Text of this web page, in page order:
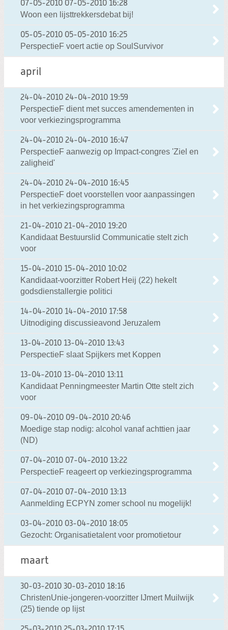
07-05-2010 07-05-2010 16:28
Woon een lijsttrekkersdebat bij!
05-05-2010 05-05-2010 16:25
PerspectieF voert actie op SoulSurvivor
april
24-04-2010 24-04-2010 19:59
PerspectieF dient met succes amendementen in
voor verkiezingsprogramma
24-04-2010 24-04-2010 16:47
PerspectieF aanwezig op Impact-congres 'Ziel en
zaligheid'
24-04-2010 24-04-2010 16:45
PerspectieF doet voorstellen voor aanpassingen
in het verkiezingsprogramma
21-04-2010 21-04-2010 19:20
Kandidaat Bestuurslid Communicatie stelt zich
voor
15-04-2010 15-04-2010 10:02
Kandidaat-voorzitter Robert Heij (22) hekelt
godsdienstallergie politici
14-04-2010 14-04-2010 17:58
Uitnodiging discussieavond Jeruzalem
13-04-2010 13-04-2010 13:43
PerspectieF slaat Spijkers met Koppen
13-04-2010 13-04-2010 13:11
Kandidaat Penningmeester Martin Otte stelt zich
voor
09-04-2010 09-04-2010 20:46
Moedige stap nodig: alcohol vanaf achttien jaar
(ND)
07-04-2010 07-04-2010 13:22
PerspectieF reageert op verkiezingsprogramma
07-04-2010 07-04-2010 13:13
Aanmelding ECPYN zomer school nu mogelijk!
03-04-2010 03-04-2010 18:05
Gezocht: Organisatietalent voor promotietour
maart
30-03-2010 30-03-2010 18:16
ChristenUnie-jongeren-voorzitter IJmert Muilwijk
(25) tiende op lijst